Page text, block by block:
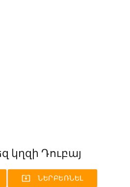
կղզի Դուբայ
system_update_alt ՆԵՐԲԵՌՆԵԼ